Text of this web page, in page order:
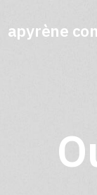
apyrène